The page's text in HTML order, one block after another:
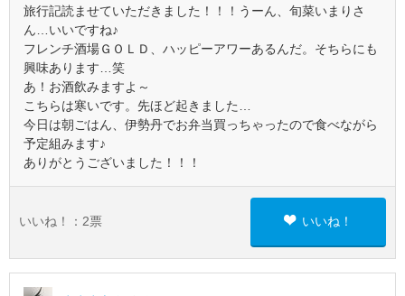
旅行記読ませていただきました！！！うーん、旬菜いまりさ
ん…いいですね♪
フレンチ酒場ＧＯＬＤ、ハッピーアワーあるんだ。そちらにも
興味あります…笑
あ！お酒飲みますよ～
こちらは寒いです。先ほど起きました…
今日は朝ごはん、伊勢丹でお弁当買っちゃったので食べながら
予定組みます♪
ありがとうございました！！！
いいね！： 2票 いいね！